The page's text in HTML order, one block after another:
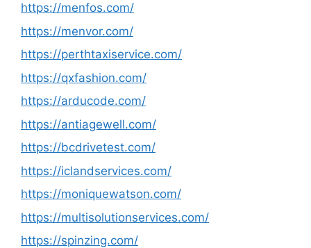
https://menfos.com/
https://menvor.com/
https://perthtaxiservice.com/
https://qxfashion.com/
https://arducode.com/
https://antiagewell.com/
https://bcdrivetest.com/
https://iclandservices.com/
https://moniquewatson.com/
https://multisolutionservices.com/
https://spinzing.com/